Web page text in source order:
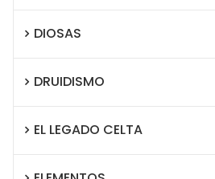
DIOSAS
DRUIDISMO
EL LEGADO CELTA